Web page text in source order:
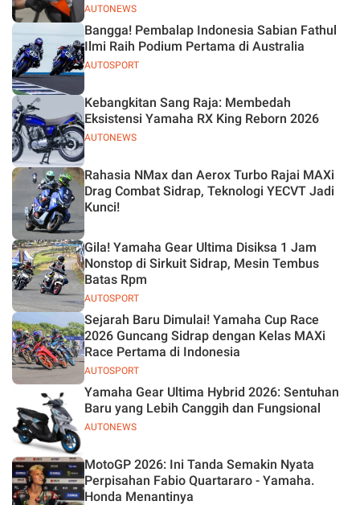
AUTONEWS
AUTOSPORT
Bangga! Pembalap Indonesia Sabian Fathul
Ilmi Raih Podium Pertama di Australia
AUTONEWS
Kebangkitan Sang Raja: Membedah
Eksistensi Yamaha RX King Reborn 2026
Rahasia NMax dan Aerox Turbo Rajai MAXi
Drag Combat Sidrap, Teknologi YECVT Jadi
Kunci!
AUTOSPORT
Gila! Yamaha Gear Ultima Disiksa 1 Jam
Nonstop di Sirkuit Sidrap, Mesin Tembus
Batas Rpm
AUTOSPORT
Sejarah Baru Dimulai! Yamaha Cup Race
2026 Guncang Sidrap dengan Kelas MAXi
Race Pertama di Indonesia
AUTONEWS
Yamaha Gear Ultima Hybrid 2026: Sentuhan
Baru yang Lebih Canggih dan Fungsional
MotoGP 2026: Ini Tanda Semakin Nyata
Perpisahan Fabio Quartararo - Yamaha.
Honda Menantinya